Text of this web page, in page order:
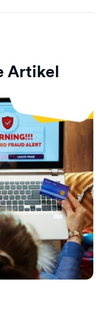
Artikel